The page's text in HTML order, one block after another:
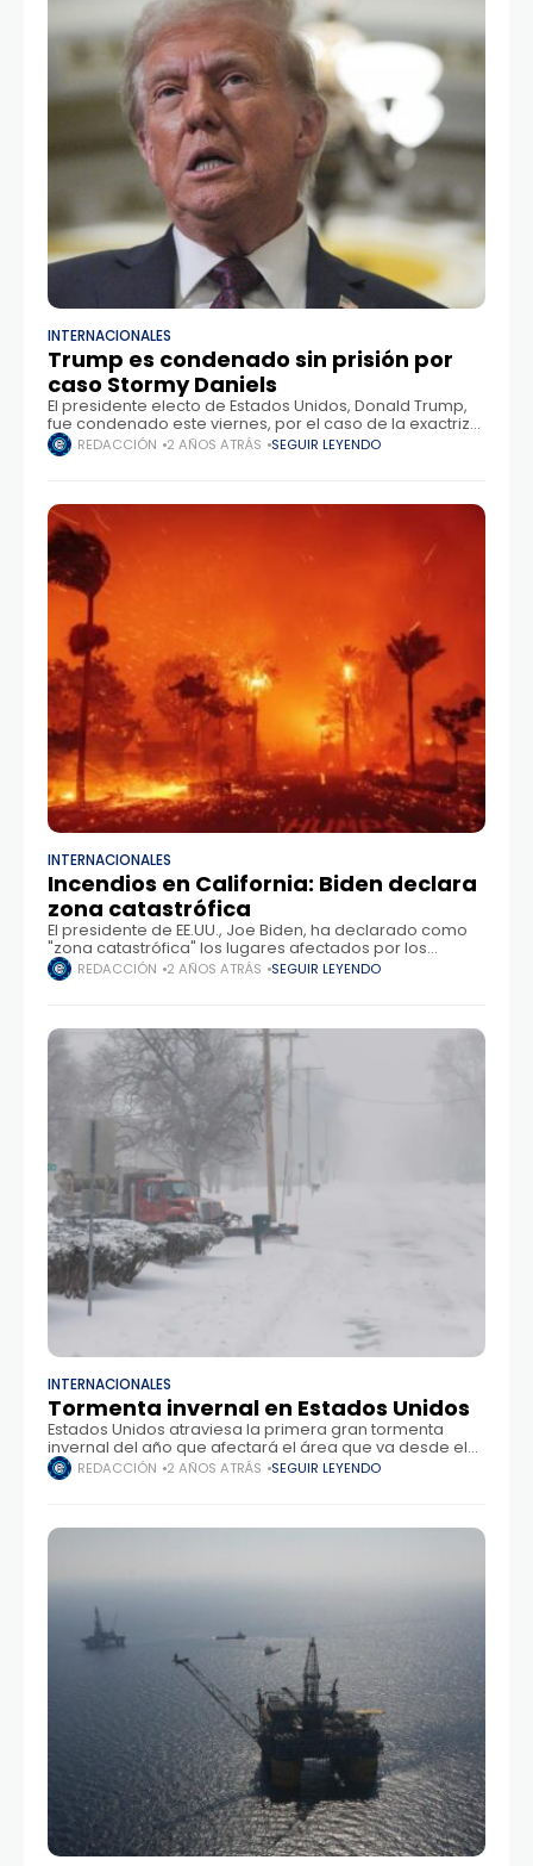
INTERNACIONALES
Trump es condenado sin prisión por
caso Stormy Daniels
El presidente electo de Estados Unidos, Donald Trump,
fue condenado este viernes, por el caso de la exactriz
de cine para adultos Stormy Daniels en una sentencia
simbólica aunque histórica que
REDACCIÓN 2 AÑOS ATRÁS SEGUIR LEYENDO
INTERNACIONALES
Incendios en California: Biden declara
zona catastrófica
El presidente de EE.UU., Joe Biden, ha declarado como
"zona catastrófica" los lugares afectados por los
incendios en California. Esto permitirá a las
comunidades y a los supervivientes recibir
REDACCIÓN 2 AÑOS ATRÁS SEGUIR LEYENDO
INTERNACIONALES
Tormenta invernal en Estados Unidos
Estados Unidos atraviesa la primera gran tormenta
invernal del año que afectará el área que va desde el
valle de Ohio hasta el Atlántico Medio, y se espera que
el sistema produzca entre
REDACCIÓN 2 AÑOS ATRÁS SEGUIR LEYENDO